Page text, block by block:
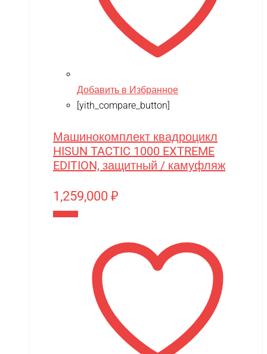
Добавить в Избранное
[yith_compare_button]
Машинокомплект квадроцикл
HISUN TACTIC 1000 EXTREME
EDITION, защитный / камуфляж
1,259,000 ₽